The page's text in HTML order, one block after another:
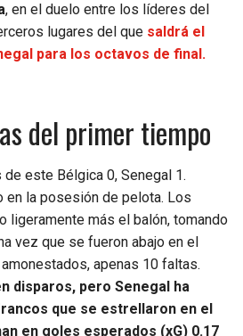
, en el duelo entre los líderes del
lugares del que saldrá el
para los octavos de final.
del primer tiempo
este Bélgica 0, Senegal 1.
en la posesión de pelota. Los
ligeramente más el balón, tomando
vez que se fueron abajo en el
apenas 10 faltas.
disparos, pero Senegal ha
que se estrellaron en el
en goles esperados (xG) 0.17